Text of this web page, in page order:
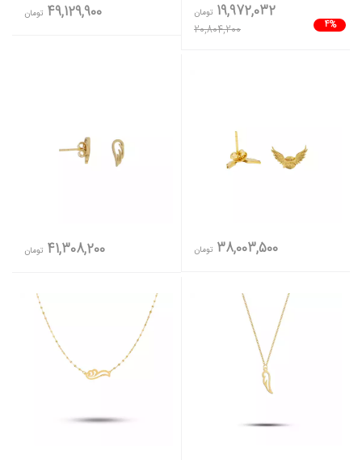
4%
19,972,032 تومان
20,804,200
49,129,900 تومان
38,003,500 تومان 41,308,200 تومان